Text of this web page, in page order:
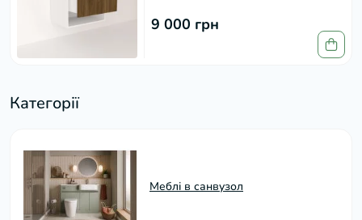
9 000 грн
Категорії
Меблі в санвузол